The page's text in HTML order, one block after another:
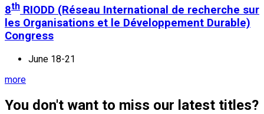
8th RIODD (Réseau International de recherche sur
les Organisations et le Développement Durable)
Congress
June 18-21
more
You don't want to miss our latest titles?